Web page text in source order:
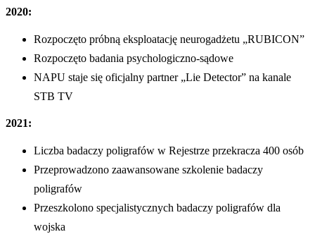
2020:
Rozpoczęto próbną eksploatację neurogadżetu „RUBICON”
Rozpoczęto badania psychologiczno-sądowe
NAPU staje się oficjalny partner „Lie Detector” na kanale
STB TV
2021:
Liczba badaczy poligrafów w Rejestrze przekracza 400 osób
Przeprowadzono zaawansowane szkolenie badaczy
poligrafów
Przeszkolono specjalistycznych badaczy poligrafów dla
wojska